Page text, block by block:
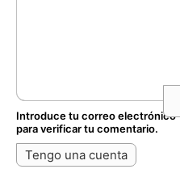
Introduce tu correo electrónico
para verificar tu comentario.
Tengo una cuenta